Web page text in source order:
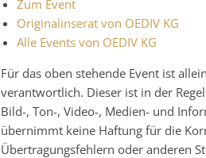
Zum Event
Originalinserat von OEDIV KG
Alle Events von OEDIV KG
Für das oben stehende Event ist
verantwortlich. Dieser ist in der
Bild-, Ton-, Video-, Medien- und
übernimmt keine Haftung für die
Übertragungsfehlern oder anderen